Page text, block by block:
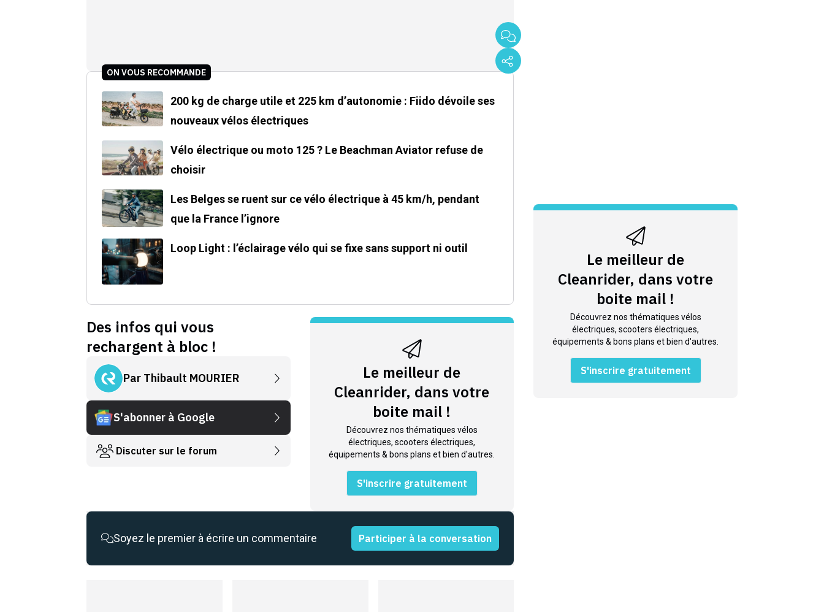
ON VOUS RECOMMANDE
200 kg de charge utile et 225 km d’autonomie : Fiido dévoile ses
nouveaux vélos électriques
Vélo électrique ou moto 125 ? Le Beachman Aviator refuse de
choisir
Les Belges se ruent sur ce vélo électrique à 45 km/h, pendant
que la France l’ignore
Loop Light : l’éclairage vélo qui se fixe sans support ni outil
Des infos qui vous
rechargent à bloc !
Par Thibault MOURIER
S'abonner à Google
Discuter sur le forum
Le meilleur de
Cleanrider, dans votre
boite mail !
Découvrez nos thématiques vélos
électriques, scooters électriques,
équipements & bons plans et bien d'autres.
S'inscrire gratuitement
Soyez le premier à écrire un commentaire Participer à la conversation
Le meilleur de
Cleanrider, dans votre
boite mail !
Découvrez nos thématiques vélos
électriques, scooters électriques,
équipements & bons plans et bien d'autres.
S'inscrire gratuitement